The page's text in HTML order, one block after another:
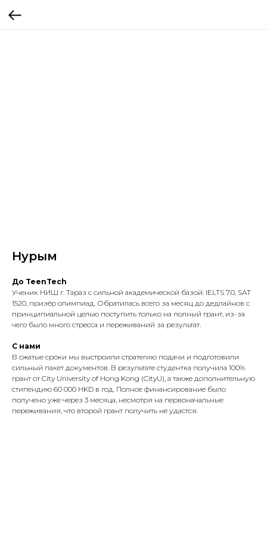
Нурым
До TeenTech
Ученик НИШ г. Тараз с сильной академической базой: IELTS 7.0, SAT
1520, призёр олимпиад. Обратилась всего за месяц до дедлайнов с
принципиальной целью поступить только на полный грант, из-за
чего было много стресса и переживаний за результат.
C нами
В сжатые сроки мы выстроили стратегию подачи и подготовили
сильный пакет документов. В результате студентка получила 100%
грант от City University of Hong Kong (CityU), а также дополнительную
стипендию 60 000 HKD в год. Полное финансирование было
получено уже через 3 месяца, несмотря на первоначальные
переживания, что второй грант получить не удастся.